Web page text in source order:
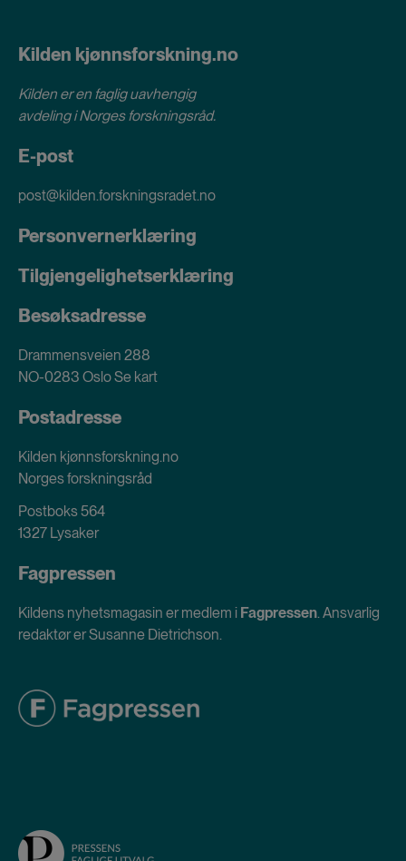
Kilden kjønnsforskning.no
Kilden er en faglig uavhengig
avdeling iNorges forskningsråd.
E-post
post@kilden.forskningsradet.no
Personvernerklæring
Tilgjengelighetserklæring
Besøksadresse
Drammensveien 288
NO-0283 OsloSe kart
Postadresse
Kilden kjønnsforskning.no
Norges forskningsråd
Postboks 564
1327 Lysaker
Fagpressen
Kildens nyhetsmagasin er medlem i Fagpressen. Ansvarlig
redaktør er Susanne Dietrichson.